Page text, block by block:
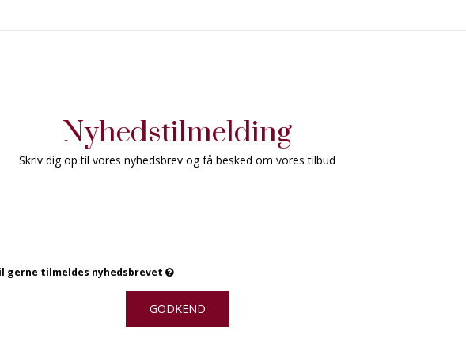
Nyhedstilmelding
Skriv dig op til vores nyhedsbrev og få besked om vores tilbud
gerne tilmeldes nyhedsbrevet
GODKEND